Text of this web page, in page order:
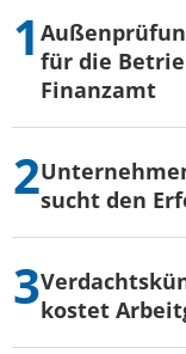
für die
Finanzamt
sucht den
kostet